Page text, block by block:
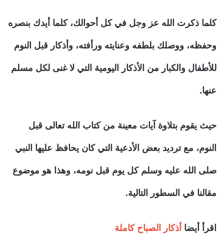
كلما ذكرت الله عز وجل في كل أحوالك، كلما أيدك بنصره
وحفظه، ووصلك بلطفه وعنايته ورأفته، وأذكار قبل النوم
للأطفال والكبار من الأذكار اليومية التي لا غنى لكل مسلم
عنها.
حيث يقوم بتلاوة آيات معينة من كتاب الله تعالى قبل
النوم، مع ترديد بعض الأدعية التي كان يحافظ عليها النبي
صلى الله عليه وسلم كل يوم قبل نومه، وهذا هو موضوع
مقالنا في السطور التالية.
اقرأ أيضا أذكار الصباح كاملة